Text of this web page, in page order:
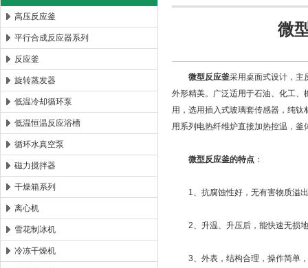
西安太康生物科技有限公司
高压反应釜
平行合成反应器系列
反应釜
旋转蒸发器
低温冷却循环泵
低温恒温反应浴槽
循环水真空泵
磁力搅拌器
干燥箱系列
离心机
雪花制冰机
冷冻干燥机
微
微型反应釜采用桌面式设计，主
外形精美。广泛适用于石油、化工
用，选用插入式玻璃套传感器，纯
用系列电热纤维炉直接加热控温，
微型反应釜的特点 ：
1、抗腐蚀性好，无有害物质溢出
2、升温、升压后，能快速无损地
3、外表，结构合理，操作简单，